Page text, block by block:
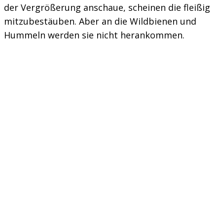
der Vergrößerung anschaue, scheinen die fleißig
mitzubestäuben. Aber an die Wildbienen und
Hummeln werden sie nicht herankommen.